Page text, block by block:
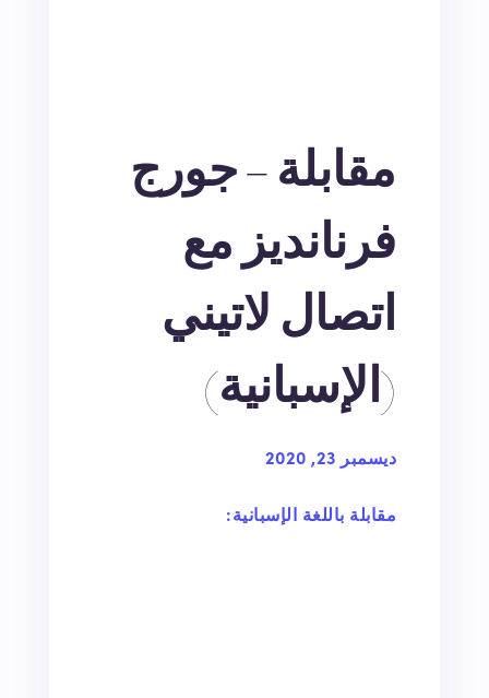
مقابلة – جورج
فرنانديز مع
اتصال لاتيني
(الإسبانية)
ديسمبر 23, 2020
مقابلة باللغة الإسبانية: